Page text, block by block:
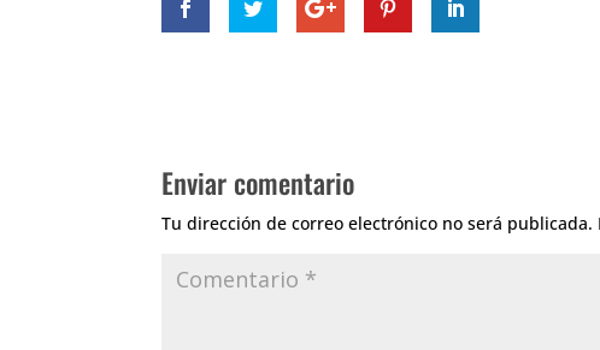
Enviar comentario
Tu dirección de correo electrónico no será publicada.